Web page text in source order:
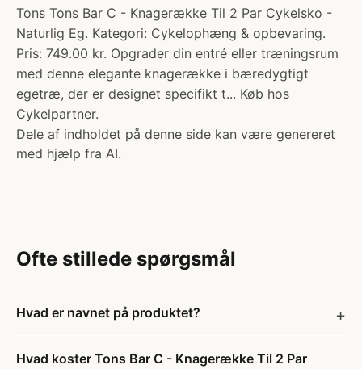
Tons Tons Bar C - Knagerække Til 2 Par Cykelsko -
Naturlig Eg. Kategori: Cykelophæng & opbevaring.
Pris: 749.00 kr. Opgrader din entré eller træningsrum
med denne elegante knagerække i bæredygtigt
egetræ, der er designet specifikt t... Køb hos
Cykelpartner.
Dele af indholdet på denne side kan være genereret
med hjælp fra AI.
Ofte stillede spørgsmål
Hvad er navnet på produktet?
Hvad koster Tons Bar C - Knagerække Til 2 Par